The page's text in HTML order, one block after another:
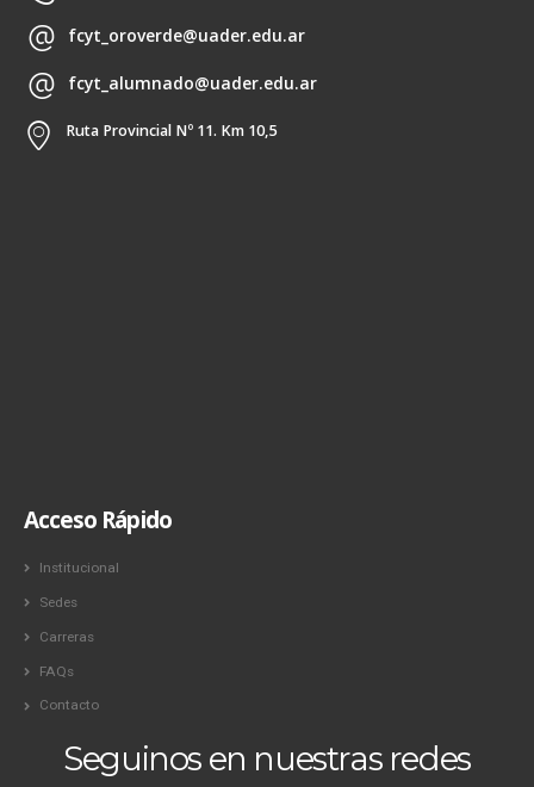
fcyt_oroverde@uader.edu.ar
fcyt_alumnado@uader.edu.ar
Ruta Provincial Nº 11. Km 10,5
Acceso Rápido
Institucional
Sedes
Carreras
FAQs
Contacto
Seguinos en nuestras redes